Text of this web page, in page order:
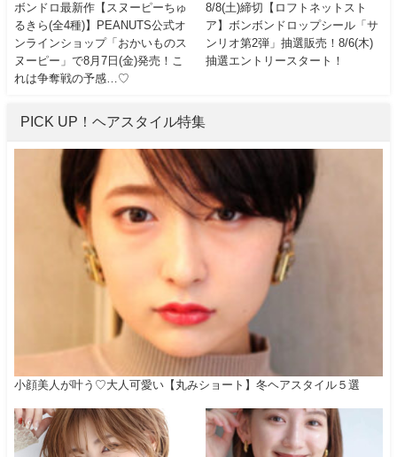
ボンドロ最新作【スヌーピーちゅ
るきら(全4種)】PEANUTS公式オ
ンラインショップ「おかいものス
ヌーピー」で8月7日(金)発売！こ
れは争奪戦の予感…♡
8/8(土)締切【ロフトネットスト
ア】ボンボンドロップシール「サ
ンリオ第2弾」抽選販売！8/6(木)
抽選エントリースタート！
PICK UP！ヘアスタイル特集
小顔美人が叶う♡大人可愛い【丸みショート】冬ヘアスタイル５選